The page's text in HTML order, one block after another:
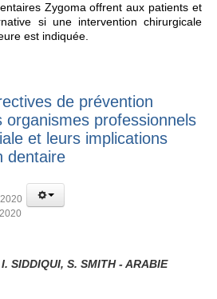
Zygoma offrent aux patients et
si une intervention chirurgicale
est indiquée.
de prévention
organismes professionnels
et leurs implications
dentaire
SIDDIQUI, S. SMITH - ARABIE